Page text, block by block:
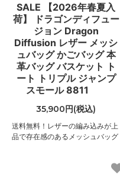
SALE 【2026年春夏入
荷】 ドラゴンディフュー
ジョン Dragon
Diffusion レザー メッシ
ュバッグ かごバッグ 本
革バッグ バスケット ト
ート トリプル ジャンプ
スモール 8811
35,900円(税込)
送料無料！レザーの編み込みが上
品で存在感のあるメッシュバッグ